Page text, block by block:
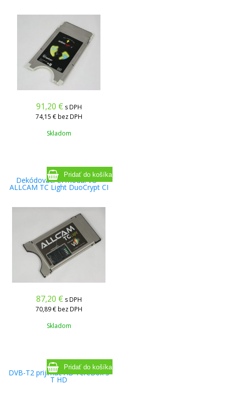
91,20 € s DPH
74,15 € bez DPH
Skladom
Dekódovací CI modul VU+
ALLCAM TC Light DuoCrypt CI
87,20 € s DPH
70,89 € bez DPH
Skladom
DVB-T2 prijímač AB TereBox 3
T HD